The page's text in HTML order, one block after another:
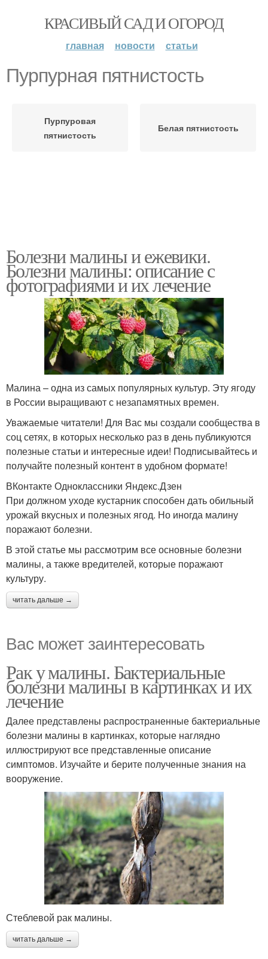
КРАСИВЫЙ САД И ОГОРОД
главная новости статьи
Пурпурная пятнистость
Пурпуровая
пятнистость
Белая пятнистость
Болезни малины и ежевики.
Болезни малины: описание с
фотографиями и их лечение
Малина – одна из самых популярных культур. Эту ягоду
в России выращивают с незапамятных времен.
Уважаемые читатели! Для Вас мы создали сообщества в
соц сетях, в которых несколько раз в день публикуются
полезные статьи и интересные идеи! Подписывайтесь и
получайте полезный контент в удобном формате!
ВКонтакте Одноклассники Яндекс.Дзен
При должном уходе кустарник способен дать обильный
урожай вкусных и полезных ягод. Но иногда малину
поражают болезни.
В этой статье мы рассмотрим все основные болезни
малины, а также вредителей, которые поражают
культуру.
читать дальше →
Вас может заинтересовать
Рак у малины. Бактериальные
болезни малины в картинках и их
лечение
Далее представлены распространенные бактериальные
болезни малины в картинках, которые наглядно
иллюстрируют все представленные описание
симптомов. Изучайте и берите полученные знания на
вооружение.
Стеблевой рак малины.
читать дальше →